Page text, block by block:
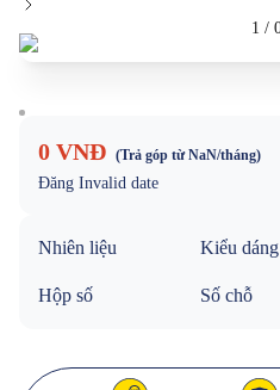
1 /
0 VNĐ (Trả góp từNaN/tháng)
Đăng Invalid date
Nhiên liệu Kiểu dáng
Hộp số Số chỗ